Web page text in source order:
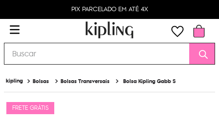
PIX PARCELADO EM ATÉ 4X
Buscar
Bolsas Bolsas Transversais Bolsa Kipling Gabb S
FRETE GRÁTIS